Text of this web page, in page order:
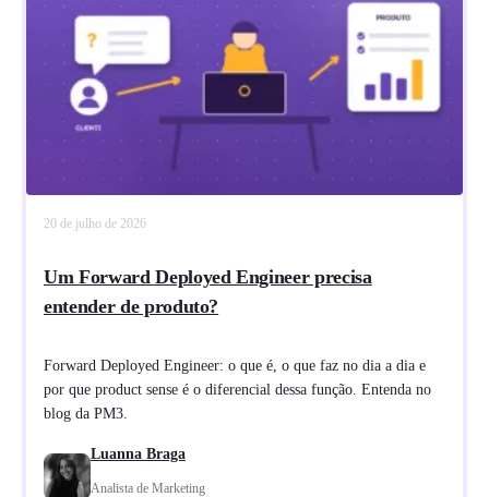
20 de julho de 2026
Um Forward Deployed Engineer precisa
entender de produto?
Forward Deployed Engineer: o que é, o que faz no dia a dia e
por que product sense é o diferencial dessa função. Entenda no
blog da PM3.
Luanna Braga
Analista de Marketing